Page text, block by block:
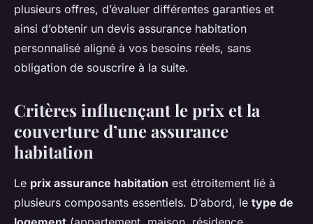
plusieurs offres, d’évaluer différentes garanties et
ainsi d’obtenir un devis assurance habitation
personnalisé aligné à vos besoins réels, sans
obligation de souscrire à la suite.
Critères influençant le prix et la
couverture d’une assurance
habitation
Le prix assurance habitation est étroitement lié à
plusieurs composants essentiels. D’abord, le type de